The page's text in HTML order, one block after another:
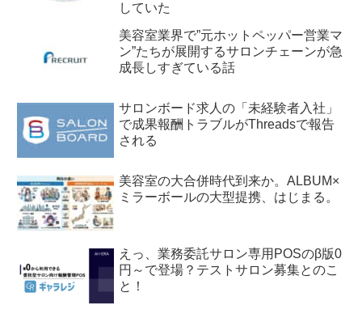
していた
美容室業界で”元ホットペッパー営業マ
ン”たちが展開するサロンチェーンが急
成長しすぎている話
サロンボード求人の「未経験者入社」
で成果報酬トラブルがThreadsで報告
される
美容室の大合併時代到来か。ALBUM×
ミラーボールの大型提携、はじまる。
えっ、業務委託サロン専用POSのβ版0
円～で登場？テストサロン募集とのこ
と！